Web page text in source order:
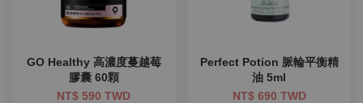
GO Healthy 高濃度蔓越莓
膠囊 60顆
NT$ 590 TWD
Perfect Potion 脈輪平衡精
油 5ml
NT$ 690 TWD